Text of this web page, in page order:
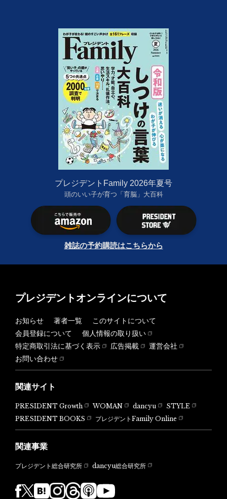
プレジデントFamily 2026年夏号
頭のいい子が育つ「育脳」大百科
雑誌の予約購読はこちらから
プレジデントオンラインについて
お知らせ 著者一覧
このサイトについて
会員登録について
個人情報の取り扱い
特定商取引法に基づく表示
広告掲載
運営会社
お問い合わせ
関連サイト
PRESIDENT Growth WOMAN dancyu
STYLE
PRESIDENT BOOKS
プレジデントFamily Online
関連事業
プレジデント総合研究所 dancyu総合研究所